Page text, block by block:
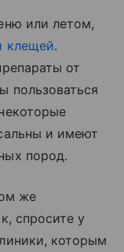
или летом,
клещей.
от
пользоваться
и имеют
пород.
же
спросите у
которым